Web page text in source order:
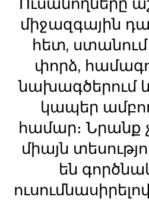
միջազգային
հետ,
փորձ,
նախագծերում
կապեր
համար։ Նրանք
միայն
են